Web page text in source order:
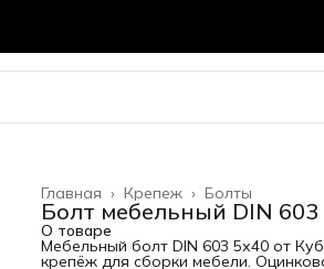
Болты
Крепеж ›
Главная ›
Болт мебельный DIN 603
О товаре
Мебельный болт DIN 603 5х40 от
крепёж для сборки мебели.